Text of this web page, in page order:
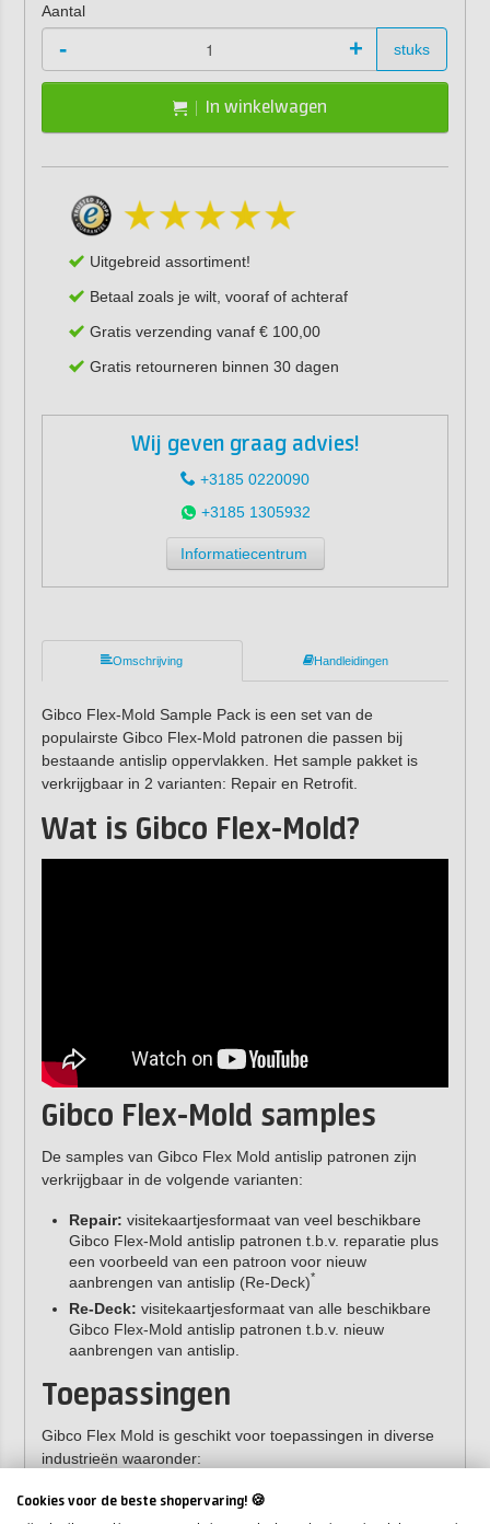
Aantal
- + stuks
In winkelwagen
Uitgebreid assortiment!
Betaal zoals je wilt, vooraf of achteraf
Gratis verzending vanaf € 100,00
Gratis retourneren binnen 30 dagen
Wij geven graag advies!
+3185 0220090
+3185 1305932
Informatiecentrum
Omschrijving Handleidingen
Gibco Flex-Mold Sample Pack is een set van de
populairste Gibco Flex-Mold patronen die passen bij
bestaande antislip oppervlakken. Het sample pakket is
verkrijgbaar in 2 varianten: Repair en Retrofit.
Wat is Gibco Flex-Mold?
Gibco Flex-Mold samples
De samples van Gibco Flex Mold antislip patronen zijn
verkrijgbaar in de volgende varianten:
Repair: visitekaartjesformaat van veel beschikbare
Gibco Flex-Mold antislip patronen t.b.v. reparatie plus
een voorbeeld van een patroon voor nieuw
aanbrengen van antislip (Re-Deck)*
Re-Deck: visitekaartjesformaat van alle beschikbare
Gibco Flex-Mold antislip patronen t.b.v. nieuw
aanbrengen van antislip.
Toepassingen
Gibco Flex Mold is geschikt voor toepassingen in diverse
industrieën waaronder:
Marine (polyester boten)
Cookies voor de beste shopervaring! 🍪